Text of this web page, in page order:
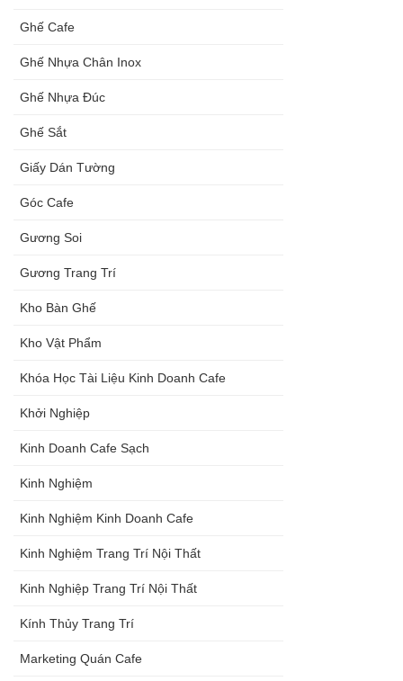
Ghế Cafe
Ghế Nhựa Chân Inox
Ghế Nhựa Đúc
Ghế Sắt
Giấy Dán Tường
Góc Cafe
Gương Soi
Gương Trang Trí
Kho Bàn Ghế
Kho Vật Phẩm
Khóa Học Tài Liệu Kinh Doanh Cafe
Khởi Nghiệp
Kinh Doanh Cafe Sạch
Kinh Nghiệm
Kinh Nghiệm Kinh Doanh Cafe
Kinh Nghiệm Trang Trí Nội Thất
Kinh Nghiệp Trang Trí Nội Thất
Kính Thủy Trang Trí
Marketing Quán Cafe